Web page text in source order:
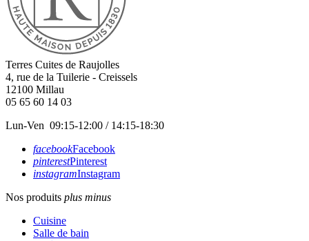
Terres Cuites de Raujolles
4, rue de la Tuilerie - Creissels
12100 Millau
05 65 60 14 03
Lun-Ven 09:15-12:00 / 14:15-18:30
facebookFacebook
pinterestPinterest
instagramInstagram
Nos produits plus minus
Cuisine
Salle de bain